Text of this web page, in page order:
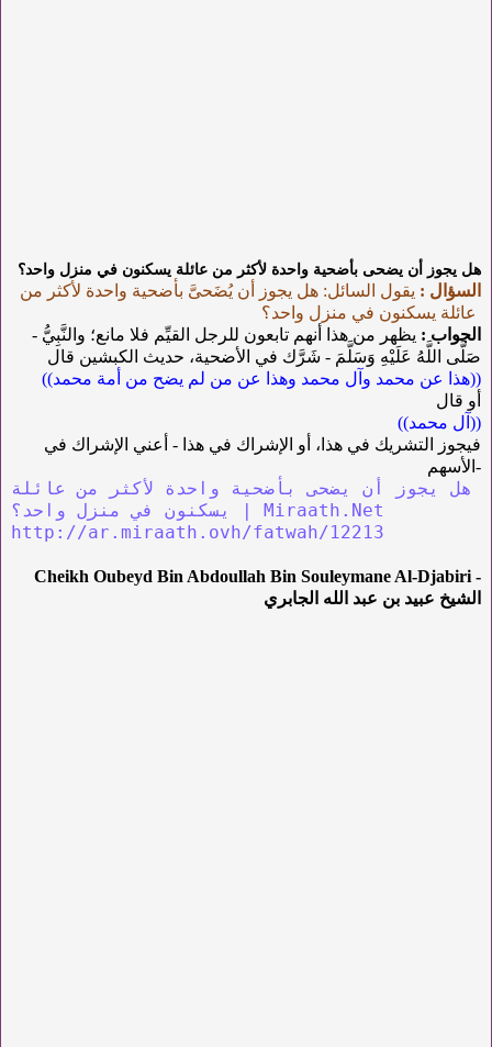
هل يجوز أن يضحى بأضحية واحدة لأكثر من عائلة يسكنون في منزل واحد؟
السؤال : يقول السائل: هل يجوز أن يُضَحىَّ بأضحية واحدة لأكثر من
الجواب : يظهر من هذا أنهم تابعون للرجل القيِّم فلا مانع؛ والنَّبِيُّ -
صَلَّى اللَّهُ عَلَيْهِ وَسَلَّمَ - شَرَّك في الأضحية، حديث الكبشين قال
((هذا عن محمد وآل محمد وهذا عن من لم يضح من أمة محمد))
أو قال
((آل محمد))
فيجوز التشريك في هذا، أو الإشراك في هذا - أعني الإشراك في
الأسهم-
هل يجوز أن يضحى بأضحية واحدة لأكثر من عائلة
يسكنون في منزل واحد؟ | Miraath.Net
http://ar.miraath.ovh/fatwah/12213
Cheikh Oubeyd Bin Abdoullah Bin Souleymane Al-Djabiri -
الشيخ عبيد بن عبد الله الجابري